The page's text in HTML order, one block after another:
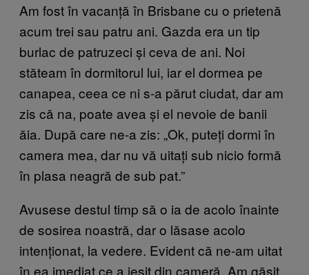
Am fost în vacanță în Brisbane cu o prietenă
acum trei sau patru ani. Gazda era un tip
burlac de patruzeci și ceva de ani. Noi
stăteam în dormitorul lui, iar el dormea pe
canapea, ceea ce ni s-a părut ciudat, dar am
zis că na, poate avea și el nevoie de banii
ăia. După care ne-a zis: „Ok, puteți dormi în
camera mea, dar nu vă uitați sub nicio formă
în plasa neagră de sub pat.”
Avusese destul timp să o ia de acolo înainte
de sosirea noastră, dar o lăsase acolo
intenționat, la vedere. Evident că ne-am uitat
în ea imediat ce a ieșit din cameră. Am găsit